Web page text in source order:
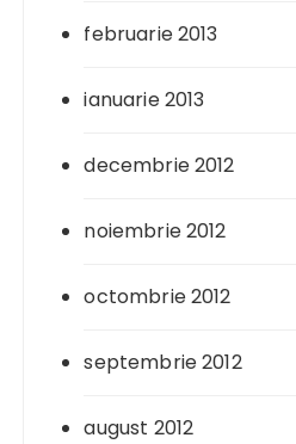
februarie 2013
ianuarie 2013
decembrie 2012
noiembrie 2012
octombrie 2012
septembrie 2012
august 2012